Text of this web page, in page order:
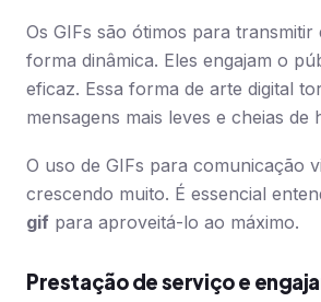
Os GIFs são ótimos para transmitir
forma dinâmica. Eles engajam o
eficaz. Essa forma de arte digital
mensagens mais leves e cheias de
O uso de GIFs para comunicação
crescendo muito. É essencial
gif para aproveitá-lo ao máximo.
Prestação de serviço e